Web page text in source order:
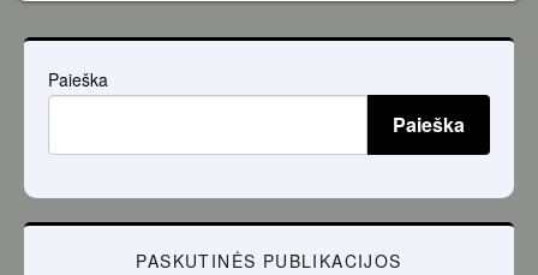
Paieška
Paieška
PASKUTINĖS PUBLIKACIJOS